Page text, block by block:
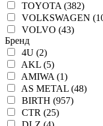
TOYOTA (382)
VOLKSWAGEN
VOLVO (43)
Бренд
4U (2)
AKL (5)
AMIWA (1)
AS METAL (48)
BIRTH (957)
CTR (25)